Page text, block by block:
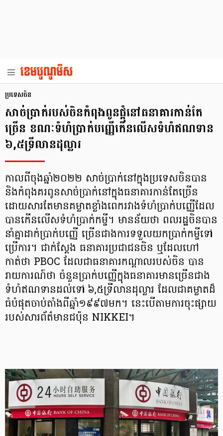
ប្រទេសចិន
សាច់ប្រាក់របស់ចិនកំពុងពូនផ្ដុំនៅធនាគារកាន់តែ
ច្រើន ខណៈទំហំប្រាក់បញ្ញើកើនលើសទំហំឥណទាន
៦,៥ទ្រីលានដុល្លារ
កាលពីចុងឆ្នាំ២០២២ សាច់ប្រាក់នៅក្នុងប្រទេសចិនបាន
និងកំពុងគរពូនសាច់ប្រាក់នៅក្នុងធនាគារកាន់តែច្រើន
ដោយសារតែមានគម្លាតខ្លាំងពេករវាងទំហំប្រាក់បញ្ញើដែល
បានកើនលើសទំហំប្រាក់កម្ចី។ មានន័យថា ពលរដ្ឋចិនបាន
នាំគ្នាដាក់ប្រាក់បញ្ញើ ច្រើនជាងការទទួលយកប្រាក់កម្ចីទៅ
ប្រើការ។ ជាក់ស្ដែង ធនាគារប្រជាជនចិន ឬដែលហៅ
កាត់ថា PBOC ដែលជាធនាគារកណ្ដាលរបស់ចិន បាន
រាយការណ៍ថា ចំនួនប្រាក់បញ្ញើក្នុងធនាគារមានច្រើនជាង
ទំហំឥណទានដល់ទៅ ៦,៥ទ្រីលានដុល្លារ ដែលជាគម្លាតដ៏
ធំបំផុតចាប់តាំងពីឆ្នាំ១៩៩៧មក។ នេះបើតាមការចុះផ្សាយ
របស់សារព័ត៌មានជប៉ុន NIKKEI។